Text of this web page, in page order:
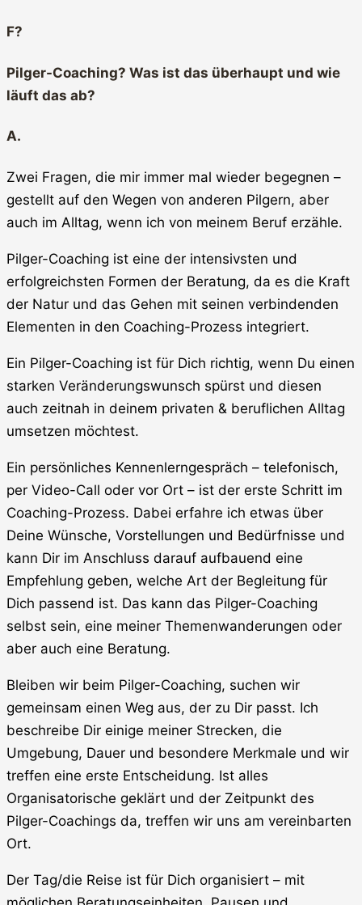
F?
Pilger-Coaching? Was ist das überhaupt und wie
läuft das ab?
A.
Zwei Fragen, die mir immer mal wieder begegnen –
gestellt auf den Wegen von anderen Pilgern, aber
auch im Alltag, wenn ich von meinem Beruf erzähle.
Pilger-Coaching ist eine der intensivsten und
erfolgreichsten Formen der Beratung, da es die Kraft
der Natur und das Gehen mit seinen verbindenden
Elementen in den Coaching-Prozess integriert.
Ein Pilger-Coaching ist für Dich richtig, wenn Du einen
starken Veränderungswunsch spürst und diesen
auch zeitnah in deinem privaten & beruflichen Alltag
umsetzen möchtest.
Ein persönliches Kennenlerngespräch – telefonisch,
per Video-Call oder vor Ort – ist der erste Schritt im
Coaching-Prozess. Dabei erfahre ich etwas über
Deine Wünsche, Vorstellungen und Bedürfnisse und
kann Dir im Anschluss darauf aufbauend eine
Empfehlung geben, welche Art der Begleitung für
Dich passend ist. Das kann das Pilger-Coaching
selbst sein, eine meiner Themenwanderungen oder
aber auch eine Beratung.
Bleiben wir beim Pilger-Coaching, suchen wir
gemeinsam einen Weg aus, der zu Dir passt. Ich
beschreibe Dir einige meiner Strecken, die
Umgebung, Dauer und besondere Merkmale und wir
treffen eine erste Entscheidung. Ist alles
Organisatorische geklärt und der Zeitpunkt des
Pilger-Coachings da, treffen wir uns am vereinbarten
Ort.
Der Tag/die Reise ist für Dich organisiert – mit